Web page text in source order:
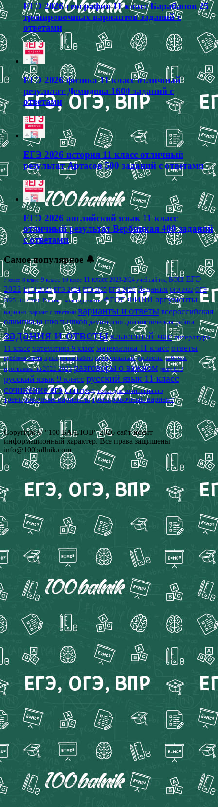
ЕГЭ 2026 география 11 класс Барабанов 25
тренировочных вариантов заданий с
ответами
ЕГЭ 2026 физика 11 класс отличный
результат Демидова 1600 заданий с
ответами
ЕГЭ 2026 история 11 класс отличный
результат Артасов 500 заданий с ответами
ЕГЭ 2026 английский язык 11 класс
отличный результат Вербицкая 400 заданий
с ответами
Самое популярное 🔔
7 класс 8 класс 9 класс 10 класс 11 класс 2023-2024 учебный год ВОШ ЕГЭ
2022 ЕГЭ 2023 ЕГЭ 2024 ЕГЭ 2025 ЕГЭ 2026 Задания ОГЭ 2022 ОГЭ
2025 ОГЭ 2026 Россия - мои горизонты ФГОС ФИПИ аргументы
вариант вариант с ответами варианты и ответы всероссийская
олимпиада школьников демоверсия диагностическая работа
задания и ответыклассный час литература
11 класс математика 9 класс математика 11 класс ответы
проблема текста проверочная работа профильный уровень рабочая
программа на 2022-2023 разговоры о важном решу ЕГЭ
русский язык 9 класс русский язык 11 класс
сочинение егэ статград текст для сочинения егэ
тренировочные варианты тренировочный вариант
Copyright © "100 БАЛЛОВ" 2026 сайт носит
информационный характер. Все права защищены
info@100ballnik.com